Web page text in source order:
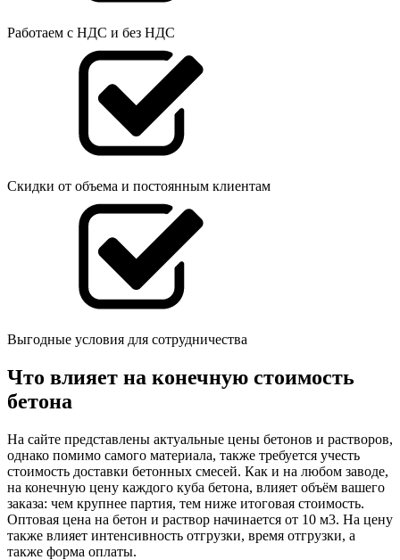
Работаем с НДС и без НДС
Скидки от объема и постоянным клиентам
Выгодные условия для сотрудничества
Что влияет на конечную стоимость
бетона
На сайте представлены актуальные цены бетонов и растворов,
однако помимо самого материала, также требуется учесть
стоимость доставки бетонных смесей. Как и на любом заводе,
на конечную цену каждого куба бетона, влияет объём вашего
заказа: чем крупнее партия, тем ниже итоговая стоимость.
Оптовая цена на бетон и раствор начинается от 10 м3. На цену
также влияет интенсивность отгрузки, время отгрузки, а
также форма оплаты.